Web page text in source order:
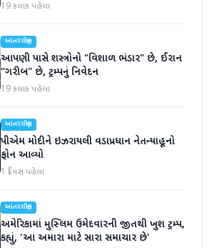
19 કલાક પહેલા
આંતરરાષ્ટ્રીય
આપણી પાસે શસ્ત્રોનો "વિશાળ ભંડાર" છે, ઈરાન
"ગરીબ" છે, ટ્રમ્પનું નિવેદન
19 કલાક પહેલા
આંતરરાષ્ટ્રીય
પીએમ મોદીને ઇઝરાયલી વડાપ્રધાન નેતન્યાહૂનો
ફોન આવ્યો
1 દિવસ પહેલા
આંતરરાષ્ટ્રીય
અમેરિકામાં મુસ્લિમ ઉમેદવારની જીતથી ખુશ ટ્રમ્પ,
કહ્યું, 'આ અમારા માટે સારા સમાચાર છે'